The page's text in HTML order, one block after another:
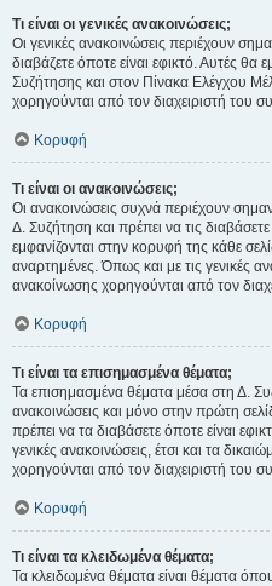
Τι είναι οι γενικές ανακοινώσεις;
Οι γενικές ανακοινώσεις περιέχουν
διαβάζετε όποτε είναι εφικτό. Αυτές
Συζήτησης και στον Πίνακα Ελέγχου
χορηγούνται από τον διαχειριστή του
Κορυφή
Τι είναι οι ανακοινώσεις;
Οι ανακοινώσεις συχνά περιέχουν
Δ. Συζήτηση και πρέπει να τις
εμφανίζονται στην κορυφή της κάθε
αναρτημένες. Όπως και με τις γενικές
ανακοίνωσης χορηγούνται από τον
Κορυφή
Τι είναι τα επισημασμένα θέματα;
Τα επισημασμένα θέματα μέσα στη Δ.
ανακοινώσεις και μόνο στην πρώτη
πρέπει να τα διαβάσετε όποτε είναι
γενικές ανακοινώσεις, έτσι και τα
χορηγούνται από τον διαχειριστή του
Κορυφή
Τι είναι τα κλειδωμένα θέματα;
Τα κλειδωμένα θέματα είναι θέματα